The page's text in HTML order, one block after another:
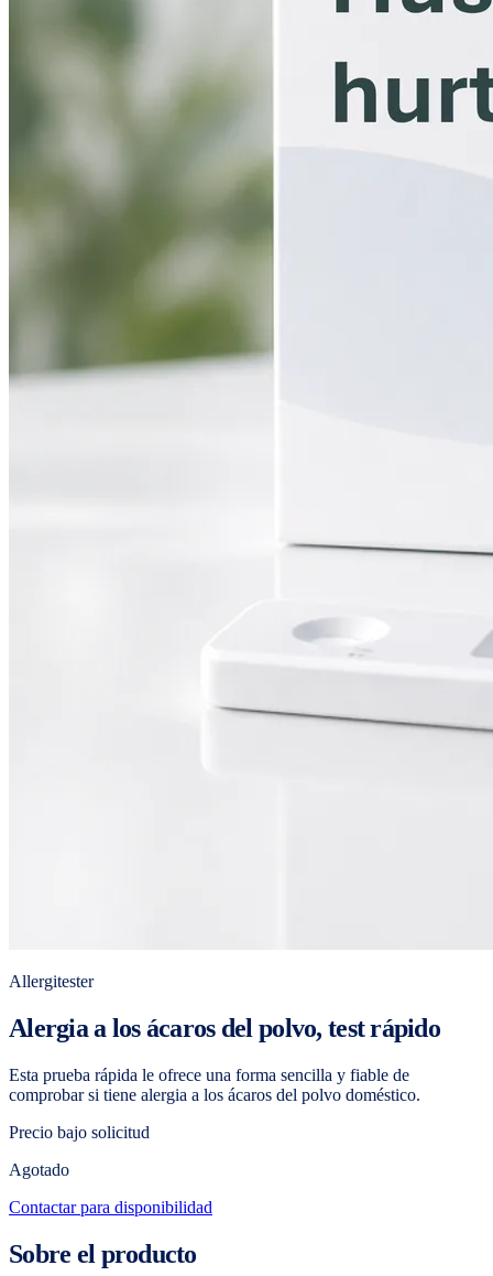
Allergitester
Alergia a los ácaros del polvo, test rápido
Esta prueba rápida le ofrece una forma sencilla y fiable de
comprobar si tiene alergia a los ácaros del polvo doméstico.
Precio bajo solicitud
Agotado
Contactar para disponibilidad
Sobre el producto